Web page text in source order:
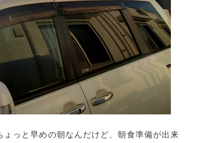
っと早めの朝なんだけど、朝食準備が出来